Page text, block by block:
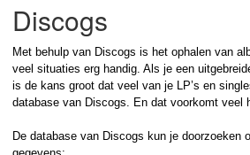
Discogs
Met behulp van Discogs is het ophalen van
veel situaties erg handig. Als je een
is de kans groot dat veel van je LP’s en
database van Discogs. En dat voorkomt veel
De database van Discogs kun je doorzoeken